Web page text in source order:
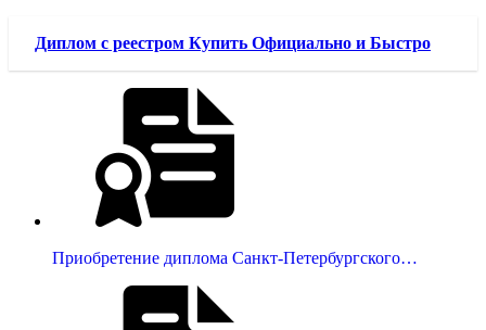
Диплом с реестром Купить Официально и Быстро
Приобретение диплома Санкт-Петербургского…